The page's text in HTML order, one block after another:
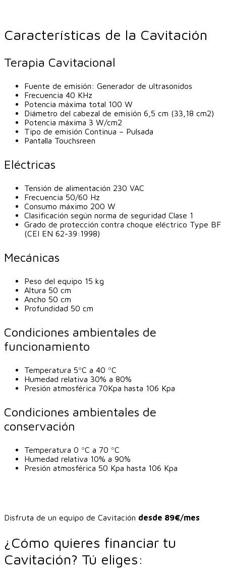
Características de la Cavitación
Terapia Cavitacional
Fuente de emisión: Generador de ultrasonidos
Frecuencia 40 KHz
Potencia máxima total 100 W
Diámetro del cabezal de emisión 6,5 cm (33,18 cm2)
Potencia máxima 3 W/cm2
Tipo de emisión Continua – Pulsada
Pantalla Touchsreen
Eléctricas
Tensión de alimentación 230 VAC
Frecuencia 50/60 Hz
Consumo máximo 200 W
Clasificación según norma de seguridad Clase 1
Grado de protección contra choque eléctrico Type BF
(CEI EN 62-39:1998)
Mecánicas
Peso del equipo 15 kg
Altura 50 cm
Ancho 50 cm
Profundidad 50 cm
Condiciones ambientales de
funcionamiento
Temperatura 5ºC a 40 ºC
Humedad relativa 30% a 80%
Presión atmosférica 70Kpa hasta 106 Kpa
Condiciones ambientales de
conservación
Temperatura 0 ºC a 70 ºC
Humedad relativa 10% a 90%
Presión atmosférica 50 Kpa hasta 106 Kpa
Disfruta de un equipo de Cavitación desde 89€/mes
¿Cómo quieres financiar tu
Cavitación? Tú eliges: